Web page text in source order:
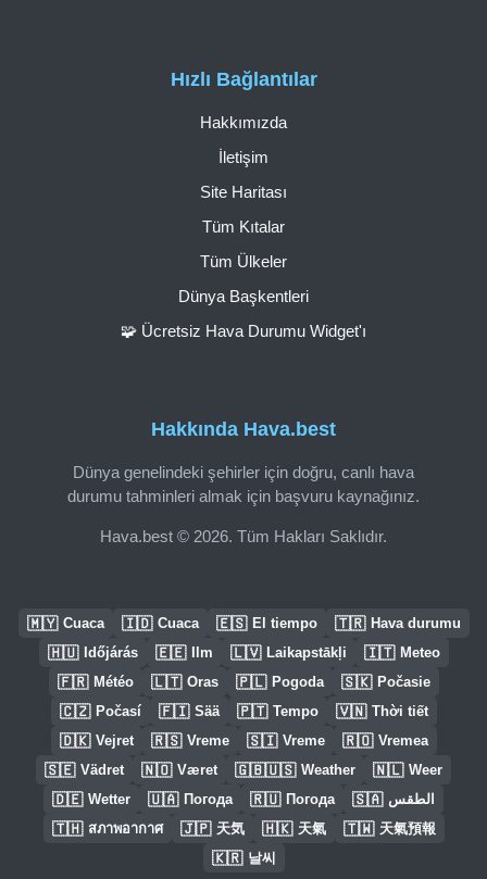
Hakkında Hava.best
Dünya genelindeki şehirler için doğru, canlı hava
durumu tahminleri almak için başvuru kaynağınız.
Hava.best © 2026. Tüm Hakları Saklıdır.
Hızlı Bağlantılar
Hakkımızda
İletişim
Site Haritası
Tüm Kıtalar
Tüm Ülkeler
Dünya Başkentleri
🧩 Ücretsiz Hava Durumu Widget'ı
🇲🇾 Cuaca 🇮🇩 Cuaca 🇪🇸 El tiempo 🇹🇷 Hava durumu
🇭🇺 Időjárás 🇪🇪 Ilm 🇱🇻 Laikapstākļi 🇮🇹 Meteo
🇫🇷 Météo 🇱🇹 Oras 🇵🇱 Pogoda 🇸🇰 Počasie
🇨🇿 Počasí 🇫🇮 Sää 🇵🇹 Tempo 🇻🇳 Thời tiết
🇩🇰 Vejret 🇷🇸 Vreme 🇸🇮 Vreme 🇷🇴 Vremea
🇸🇪 Vädret 🇳🇴 Været 🇬🇧🇺🇸 Weather 🇳🇱 Weer
🇩🇪 Wetter 🇺🇦 Погода 🇷🇺 Погода 🇸🇦 الطقس
🇹🇭 สภาพอากาศ 🇯🇵 天気 🇭🇰 天氣 🇹🇼 天氣預報
🇰🇷 날씨